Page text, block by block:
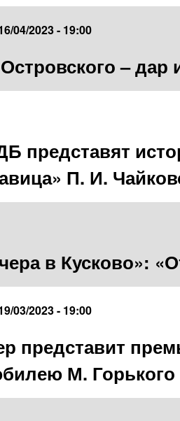
04/2023 - 19:00
– дар
представят
П. И.
в Кусково»:
03/2023 - 19:00
представит
М. Горького